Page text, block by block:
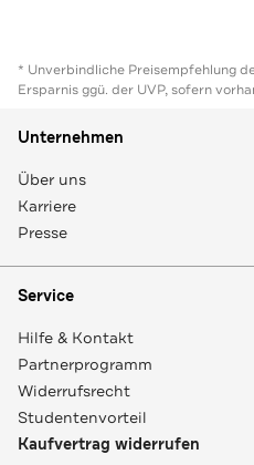
* Unverbindliche Preisempfehlung
Ersparnis ggü. der UVP, sofern
Unternehmen
Über uns
Karriere
Presse
Service
Hilfe & Kontakt
Partnerprogramm
Widerrufsrecht
Studentenvorteil
Kaufvertrag widerrufen